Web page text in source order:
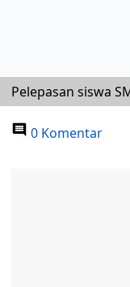
Pelepasan siswa
0 Komentar